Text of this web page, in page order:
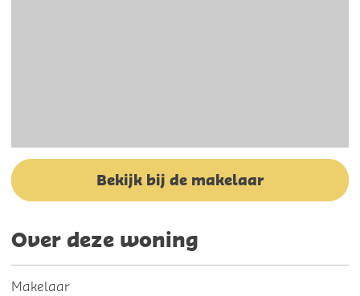
Bekijk bij de makelaar
Over deze woning
Makelaar